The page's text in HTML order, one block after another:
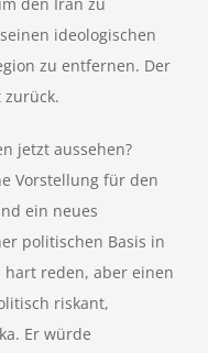
den Iran zu
ideologischen
zu entfernen. Der
jetzt aussehen?
Vorstellung für den
ein neues
politischen Basis in
hart reden, aber einen
riskant,
Er würde